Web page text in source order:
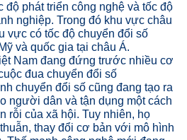
độ phát triển công nghệ và tốc độ
nghiệp. Trong đó khu vực châu
vực có tốc độ chuyển đổi số
và quốc gia tại châu Á.
Nam đang đứng trước nhiều cơ
đua chuyển đổi số
chuyển đổi số cũng đang tạo ra
người dân và tận dụng một cách
rỗi của xã hội. Tuy nhiên, họ
thay đổi cơ bản với mô hình